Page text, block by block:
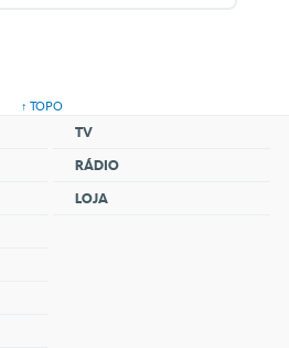
↑ TOPO
TV
RÁDIO
LOJA